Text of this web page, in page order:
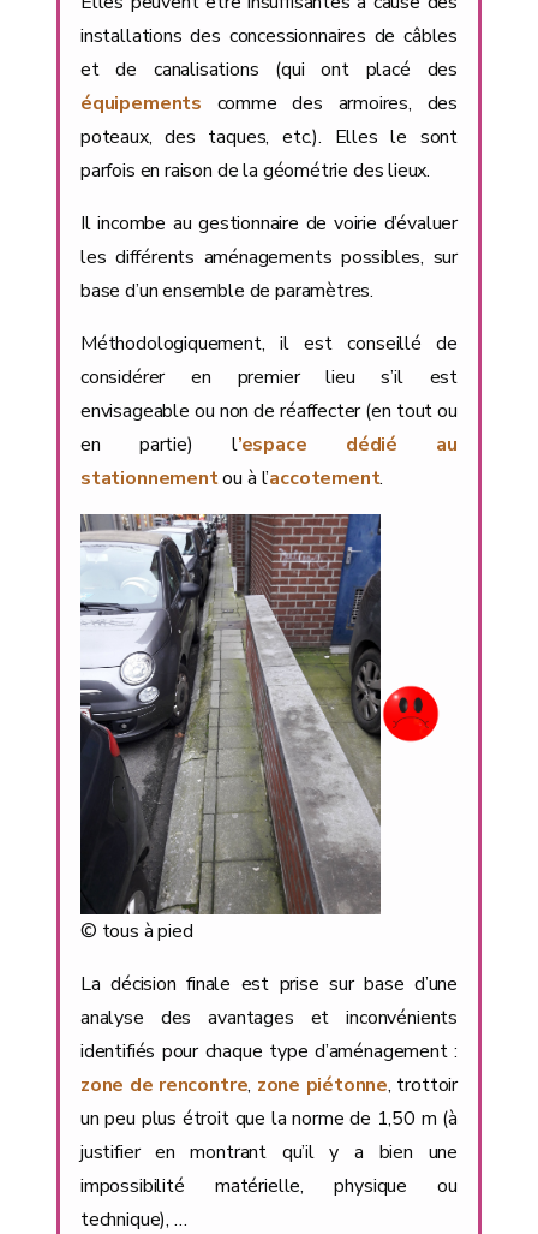
installations des concessionnaires de câbles
et de canalisations (qui ont placé des
équipements comme des armoires, des
poteaux, des taques, etc.). Elles le sont
parfois en raison de la géométrie des lieux.
Il incombe au gestionnaire de voirie d’évaluer
les différents aménagements possibles, sur
base d’un ensemble de paramètres.
Méthodologiquement, il est conseillé de
considérer en premier lieu s’il est
envisageable ou non de réaffecter (en tout ou
en partie) l’espace dédié au
stationnementou à l’accotement.
© tous à pied
La décision finale est prise sur base d’une
analyse des avantages et inconvénients
identifiés pour chaque type d’aménagement :
zone de rencontre, zone piétonne, trottoir
un peu plus étroit que la norme de 1,50 m (à
justifier en montrant qu’il y a bien une
impossibilité matérielle, physique ou
technique), …